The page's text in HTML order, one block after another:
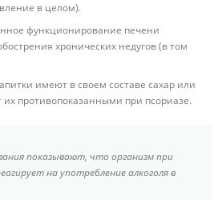
в целом).
функционирование печени
хронических недугов (в том
имеют в своем составе сахар или
их противопоказанными при псориазе.
показывают, что организм при
на употребление алкоголя в